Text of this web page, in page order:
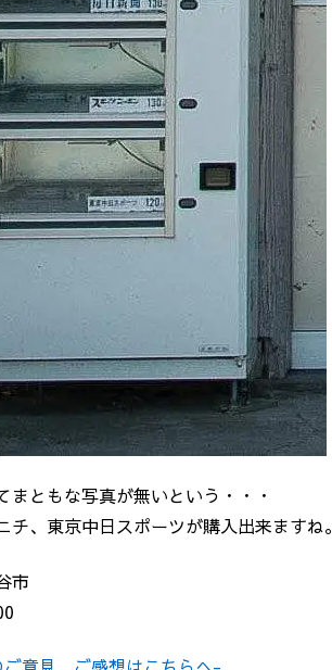
まともな写真が無いという・・・
チ、東京中日スポーツが購入出来ますね。
市